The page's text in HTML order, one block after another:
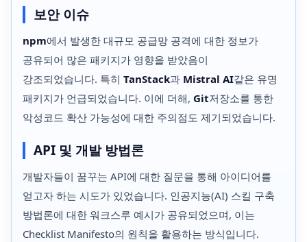
보안 이슈
npm에서 발생한 대규모 공급망 공격에 대한 정보가
공유되어 많은 패키지가 영향을 받았음이
강조되었습니다. 특히 TanStack과 Mistral AI같은 유명
패키지가 언급되었습니다. 이에 더해, Git저장소를 통한
악성코드 확산 가능성에 대한 주의점도 제기되었습니다.
API 및 개발 방법론
개발자들이 꿈꾸는 API에 대한 질문을 통해 아이디어를
얻고자 하는 시도가 있었습니다. 인공지능(AI) 스킬 구축
방법론에 대한 워크스루 예시가 공유되었으며, 이는
Checklist Manifesto의 원칙을 활용하는 방식입니다.